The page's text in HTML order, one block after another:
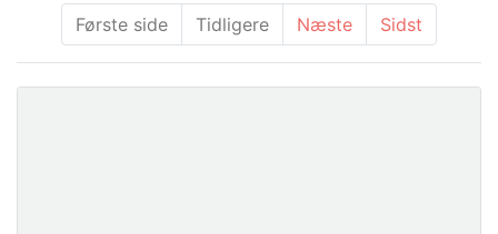
Første side Tidligere Næste Sidst